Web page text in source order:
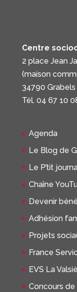
Centre
2 place Jean
(maison
34790 Grabels
Tél. 04 67 10
Agenda
Le Blog de
Le P’tit
Chaîne
Devenir
Adhésion
Projets
France
EVS La
Concours